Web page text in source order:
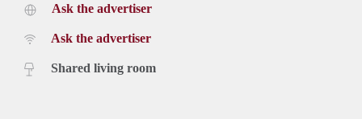
Ask the advertiser
Ask the advertiser
Shared living room